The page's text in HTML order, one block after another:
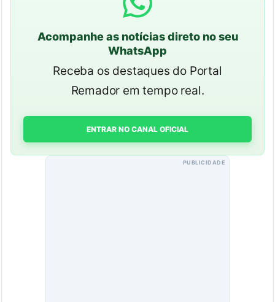
Acompanhe as notícias direto no seu
WhatsApp
Receba os destaques do Portal
Remador em tempo real.
ENTRAR NO CANAL OFICIAL
PUBLICIDADE